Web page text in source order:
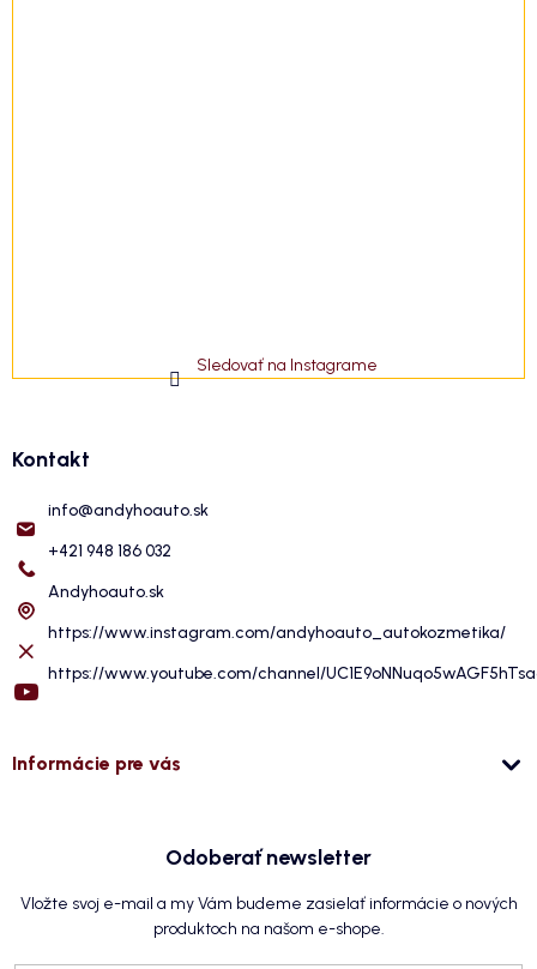
Sledovať na Instagrame
Kontakt
info@andyhoauto.sk
+421 948 186 032
Andyhoauto.sk
https://www.instagram.com/andyhoauto_autokozmetika/
https://www.youtube.com/channel/
Informácie pre vás
Odoberať newsletter
Vložte svoj e-mail a my Vám budeme zasielať informácie o nových
produktoch na našom e-shope.